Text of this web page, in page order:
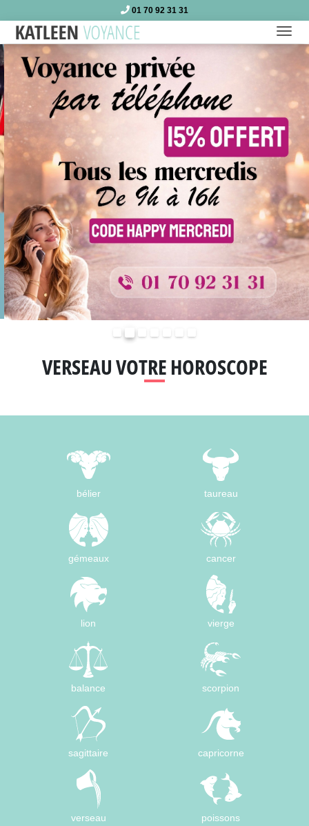
01 70 92 31 31
VERSEAU VOTRE HOROSCOPE
bélier taureau
gémeaux cancer
lion vierge
balance scorpion
sagittaire capricorne
verseau poissons